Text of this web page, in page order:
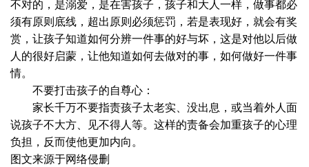
不对的，是溺爱，是在害孩子，孩子和大人一样，做事都必
须有原则底线，超出原则必须惩罚，若是表现好，就会有奖
赏，让孩子知道如何分辨一件事的好与坏，这是对他以后做
人的很好启蒙，让他知道如何去做对的事，如何做好一件事
情。
不要打击孩子的自尊心：
家长千万不要指责孩子太老实、没出息，或当着外人面
说孩子不大方、见不得人等。这样的责备会加重孩子的心理
负担，反而使他更加内向。
图文来源于网络侵删